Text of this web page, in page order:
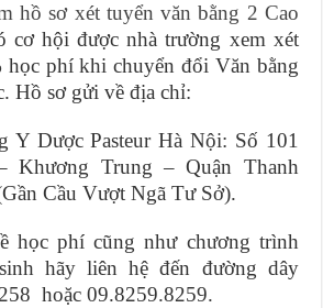
hồ sơ xét tuyển văn bằng 2 Cao
cơ hội được nhà trường xem xét
học phí khi chuyển đổi Văn bằng
Hồ sơ gửi về địa chỉ:
Y Dược Pasteur Hà Nội: Số 101
Khương Trung – Quận Thanh
Cầu Vượt Ngã Tư Sở).
học phí cũng như chương trình
hãy liên hệ đến đường dây
hoặc 09.8259.8259.